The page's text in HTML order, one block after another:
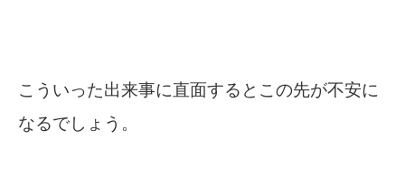
こういった出来事に直面するとこの先が不安に
なるでしょう。